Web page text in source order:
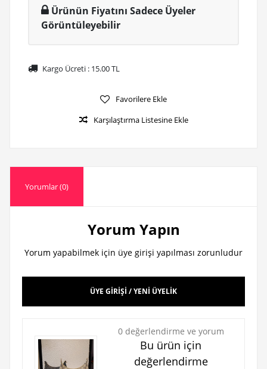
Ürünün Fiyatını Sadece Üyeler
Görüntüleyebilir
Kargo Ücreti : 15.00TL
Favorilere Ekle
Karşılaştırma Listesine Ekle
Yorumlar (0)
Yorum Yapın
Yorum yapabilmek için üye girişi yapılması zorunludur
ÜYE GİRİŞİ / YENİ ÜYELİK
0 değerlendirme ve yorum
Bu ürün için
değerlendirme